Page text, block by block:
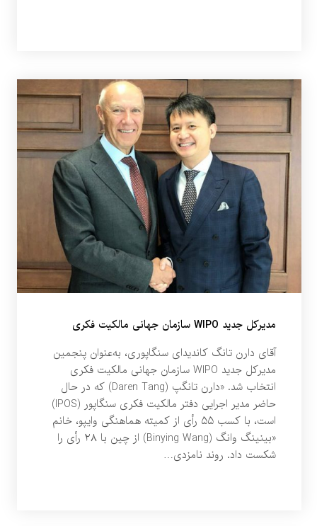
مدیرکل جدید WIPO سازمان جهانی مالکیت فکری
آقای دارن تانگ کاندیدای سنگاپوری، به‌عنوان پنجمین
مدیرکل جدید WIPO سازمان جهانی مالکیت فکری
انتخاب شد. «دارن تانگپ (Daren Tang) که در حال
حاضر مدیر اجرایی دفتر مالکیت فکری سنگاپور (IPOS)
است، با کسب ۵۵ رأی از کمیته هماهنگی وایپو، خانم
«بینینگ وانگ (Binying Wang) از چین با ۲۸ رأی را
شکست داد. روند نامزدی…